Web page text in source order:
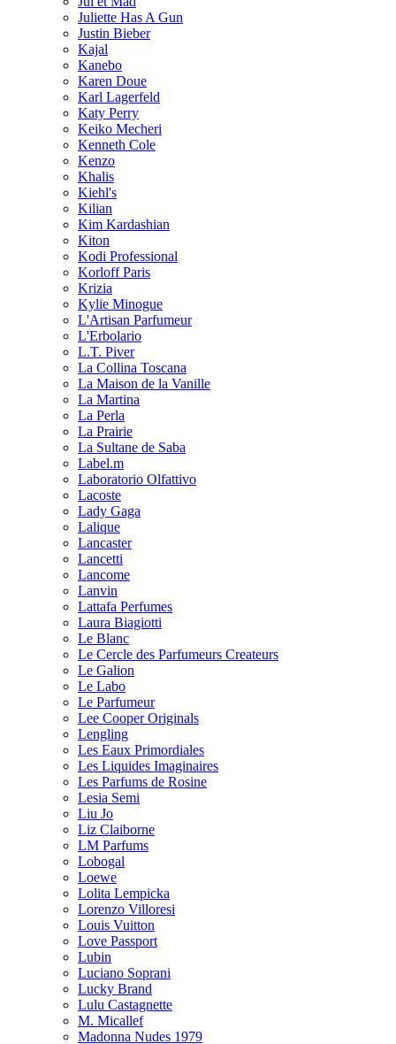
Juliette Has A Gun
Justin Bieber
Kajal
Kanebo
Karen Doue
Karl Lagerfeld
Katy Perry
Keiko Mecheri
Kenneth Cole
Kenzo
Khalis
Kiehl's
Kilian
Kim Kardashian
Kiton
Kodi Professional
Korloff Paris
Krizia
Kylie Minogue
L'Artisan Parfumeur
L'Erbolario
L.T. Piver
La Collina Toscana
La Maison de la Vanille
La Martina
La Perla
La Prairie
La Sultane de Saba
Label.m
Laboratorio Olfattivo
Lacoste
Lady Gaga
Lalique
Lancaster
Lancetti
Lancome
Lanvin
Lattafa Perfumes
Laura Biagiotti
Le Blanc
Le Cercle des Parfumeurs Createurs
Le Galion
Le Labo
Le Parfumeur
Lee Cooper Originals
Lengling
Les Eaux Primordiales
Les Liquides Imaginaires
Les Parfums de Rosine
Lesia Semi
Liu Jo
Liz Claiborne
LM Parfums
Lobogal
Loewe
Lolita Lempicka
Lorenzo Villoresi
Louis Vuitton
Love Passport
Lubin
Luciano Soprani
Lucky Brand
Lulu Castagnette
M. Micallef
Madonna Nudes 1979